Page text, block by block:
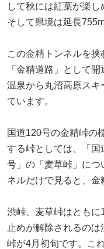
して秋には紅葉が楽し
そして県境は延長
この金精トンネルを
「金精道路」として
温泉から丸沼高原ス
ています。
国道120号の金精峠の
する峠としては、「
号」の「麦草峠」に
ネルだけで見ると、金
渋峠、麦草峠はとも
止めが解除されるの
峠が4月初旬です。こ